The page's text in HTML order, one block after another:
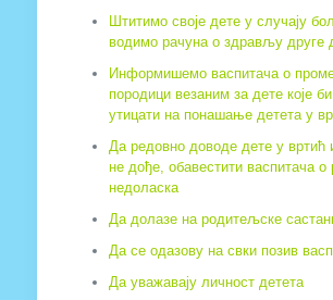
Штитимо своје дете у случају
водимо рачуна о здрављу друге
Информишемо васпитача о
породици везаним за дете које
утицати на понашање детета у
Да редовно доводе дете у вртић
не дође, обавестити васпитача о
недоласка
Да долазе на родитељске
Да се одазову на свки позив
Да уважавају личност детета